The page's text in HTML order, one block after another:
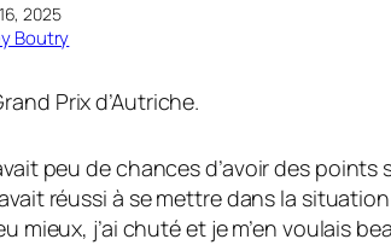
2025
Boutry
Prix d’Autriche.
peu de chances d’avoir des
réussi à se mettre dans la
mieux, j’ai chuté et je m’en voulais